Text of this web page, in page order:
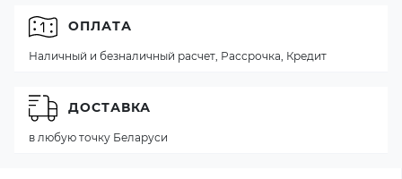
ОПЛАТА
Наличный и безналичный расчет, Рассрочка, Кредит
ДОСТАВКА
в любую точку Беларуси